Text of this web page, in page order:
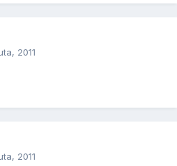
2011
2011